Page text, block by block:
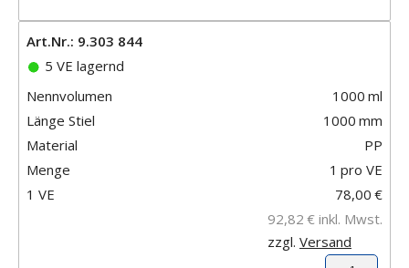
Art.Nr.: 9.303 844
5 VE lagernd
Nennvolumen
1000 ml
Länge Stiel
1000 mm
Material
PP
Menge
1 pro VE
1 VE
78,00 €
92,82 € inkl. Mwst.
zzgl. Versand